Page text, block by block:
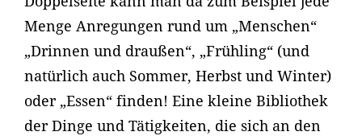
Menge Anregungen rund um „Menschen“
„Drinnen und draußen“, „Frühling“ (und
natürlich auch Sommer, Herbst und Winter)
oder „Essen“ finden! Eine kleine Bibliothek
der Dinge und Tätigkeiten, die sich an den